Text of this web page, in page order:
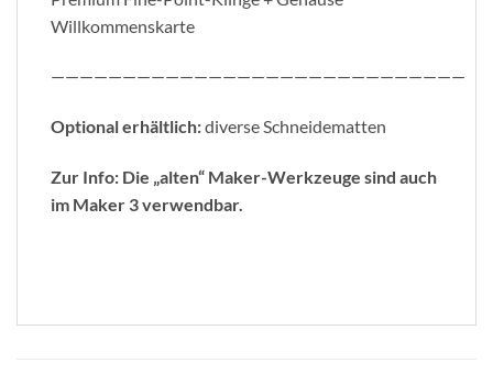
Willkommenskarte
—————————————————————————————
Optional erhältlich:diverse Schneidematten
Zur Info: Die „alten“ Maker-Werkzeuge sind auch
im Maker 3 verwendbar.